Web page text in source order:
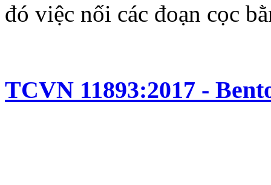
đó việc nối các đoạn cọc
TCVN 11893:2017 -